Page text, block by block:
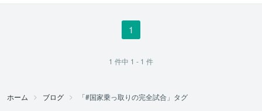
1
1 件中 1 - 1 件
ホーム ブログ 「#国家乗っ取りの完全試合」タグ